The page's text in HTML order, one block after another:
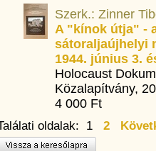
Szerk.: Zinner
A "kínok útja" -
sátoraljaújhelyi
1944. június 3.
Holocaust
Közalapítvány,
4 000 Ft
oldalak: 1 2